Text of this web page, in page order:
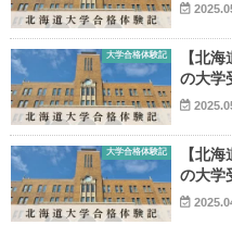
大学合格体験記
【北
の大学
大学合格体験記
【北
の大学